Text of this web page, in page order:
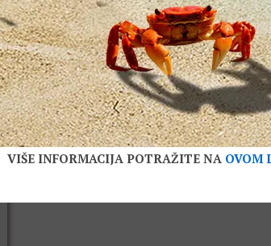
Španski matematičar i astrolog, Heronimo
stvarima koje predskazuje, kao i
njegovom vladavinom. Drugi iz serije od
planetama,...
VIŠE INFORMACIJA POTRAŽITE NA OVOM